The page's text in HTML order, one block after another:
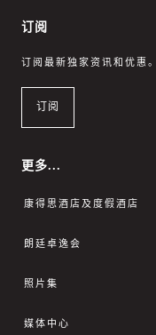
订阅
订阅最新独家资讯和优惠。
订阅
更多...
康得思酒店及度假酒店
朗廷卓逸会
照片集
媒体中心